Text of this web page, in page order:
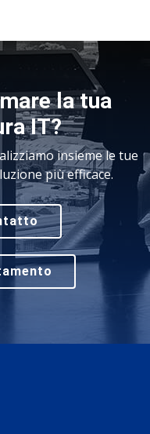
la tua
IT?
insieme le tue
più efficace.